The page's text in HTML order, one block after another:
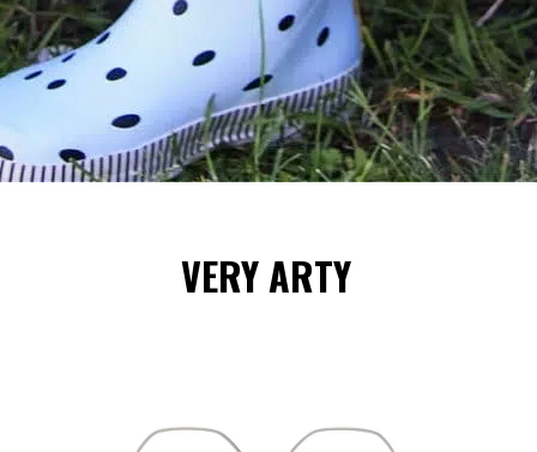
VERY ARTY